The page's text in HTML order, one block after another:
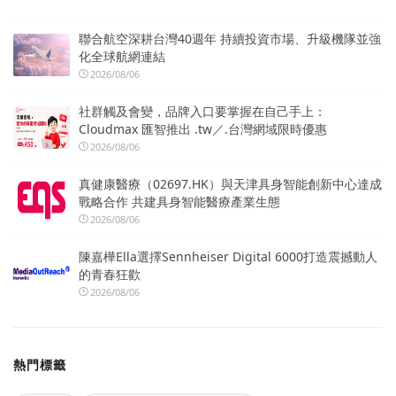
聯合航空深耕台灣40週年 持續投資市場、升級機隊並強
化全球航網連結
2026/08/06
社群觸及會變，品牌入口要掌握在自己手上：
Cloudmax 匯智推出 .tw／.台灣網域限時優惠
2026/08/06
真健康醫療（02697.HK）與天津具身智能創新中心達成
戰略合作 共建具身智能醫療產業生態
2026/08/06
陳嘉樺Ella選擇Sennheiser Digital 6000打造震撼動人
的青春狂歡
2026/08/06
熱門標籤